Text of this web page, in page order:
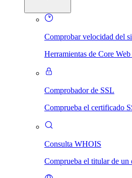
Comprobar velocidad del
Herramientas de Core
Comprobador de SSL
Comprueba el certificado
Consulta WHOIS
Comprueba el titular de un